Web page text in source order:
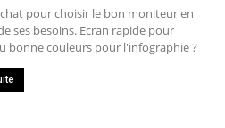
pour choisir le bon moniteur en
ses besoins. Ecran rapide pour
bonne couleurs pour l'infographie ?